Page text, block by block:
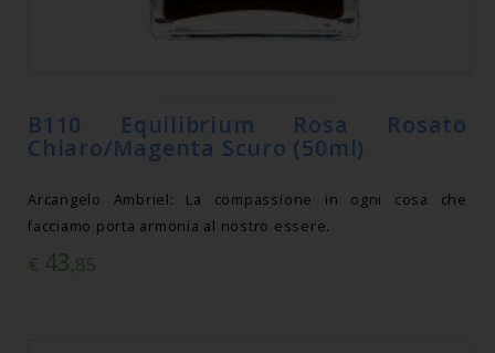
B110 Equilibrium Rosa Rosato
Chiaro/Magenta Scuro (50ml)
Arcangelo Ambriel: La compassione in ogni cosa che
facciamo porta armonia al nostro essere.
€ 43,85